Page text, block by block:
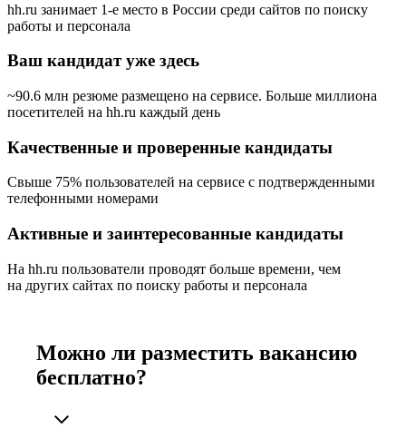
hh.ru занимает 1-е место в России среди сайтов по поиску
работы и персонала
Ваш кандидат уже здесь
~90.6 млн резюме размещено на сервисе. Больше миллиона
посетителей на hh.ru каждый день
Качественные и проверенные кандидаты
Свыше 75% пользователей на сервисе с подтвержденными
телефонными номерами
Активные и заинтересованные кандидаты
На hh.ru пользователи проводят больше времени, чем
на других сайтах по поиску работы и персонала
Можно ли разместить вакансию
бесплатно?